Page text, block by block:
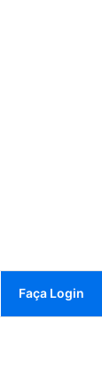
Faça Login